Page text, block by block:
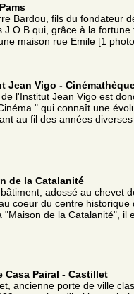
Bardou, fils du fondateur
J.O.B qui, grâce à la
maison rue Emile [1
Jean Vigo -
l'Institut Jean Vigo est
" qui connaît une
au fil des années
de la Catalanité
adossé au chevet
coeur du centre historique
"Maison de la Catalanité", il
Casa Pairal - Castillet
ancienne porte de ville